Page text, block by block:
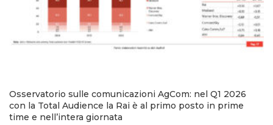
Osservatorio sulle comunicazioni AgCom: nel Q1 2026
con la Total Audience la Rai è al primo posto in prime
time e nell’intera giornata